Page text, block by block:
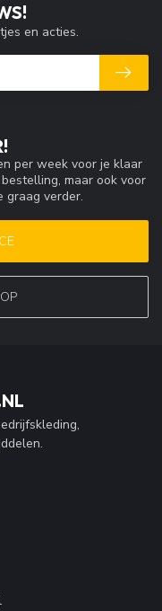
per week voor je klaar
maar ook voor
graag verder.
en acties.